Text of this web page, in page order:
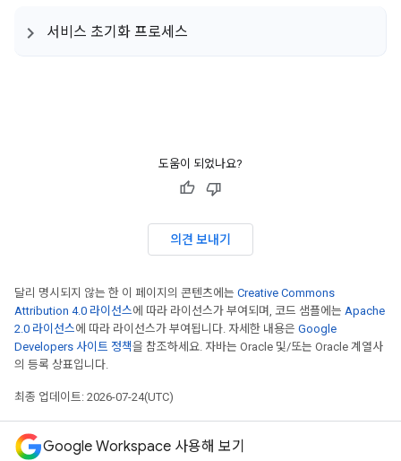
서비스 초기화 프로세스
도움이 되었나요?
의견 보내기
달리 명시되지 않는 한 이 페이지의 콘텐츠에는 Creative Commons
Attribution 4.0 라이선스에 따라 라이선스가 부여되며, 코드 샘플에는 Apache
2.0 라이선스에 따라 라이선스가 부여됩니다. 자세한 내용은 Google
Developers 사이트 정책을 참조하세요. 자바는 Oracle 및/또는 Oracle 계열사
의 등록 상표입니다.
최종 업데이트: 2026-07-24(UTC)
Google Workspace 사용해 보기